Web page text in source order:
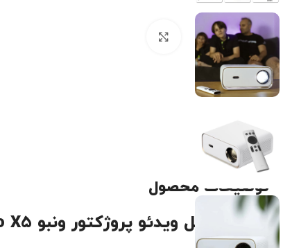
توضیحات محصول
بررسی کامل ویدئو پروژکتور ونبو Wanbo X5